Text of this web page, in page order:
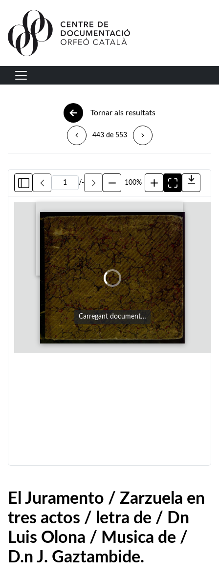
Vés al contingut
Navegació principal
Tornar als resultats
443 de 553
/- 100%
Carregant document…
El Juramento / Zarzuela en
tres actos / letra de / Dn
Luis Olona / Musica de /
D.n J. Gaztambide.